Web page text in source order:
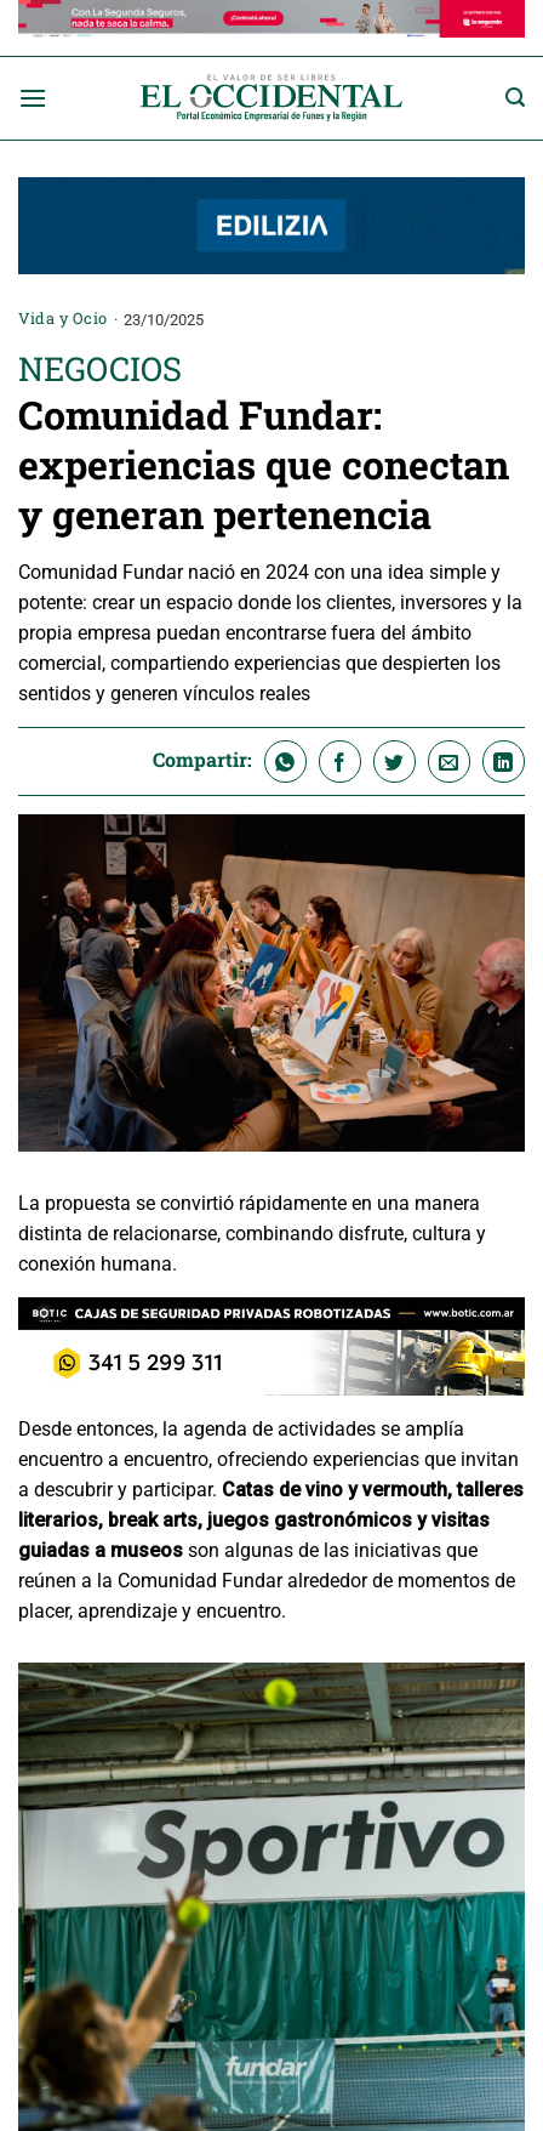
Saltar
Vida y Ocio 23/10/2025
NEGOCIOS
Comunidad Fundar:
experiencias que conectan
y generan pertenencia
Comunidad Fundar nació en 2024 con una idea simple y
potente: crear un espacio donde los clientes, inversores y la
propia empresa puedan encontrarse fuera del ámbito
comercial, compartiendo experiencias que despierten los
sentidos y generen vínculos reales
Compartir:
La propuesta se convirtió rápidamente en una manera
distinta de relacionarse, combinando disfrute, cultura y
conexión humana.
Desde entonces, la agenda de actividades se amplía
encuentro a encuentro, ofreciendo experiencias que invitan
a descubrir y participar. Catas de vino y vermouth, talleres
literarios, break arts, juegos gastronómicos y visitas
guiadas a museos son algunas de las iniciativas que
reúnen a la Comunidad Fundar alrededor de momentos de
placer, aprendizaje y encuentro.